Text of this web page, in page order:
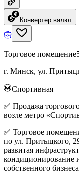
Конвертер валют
Торговое помещение
г. Минск, ул.
Спортивная
✅ Продажа
возле метро
✅ Торговое
по ул. Притыцкого,
развитая
кондиционирование
собственного